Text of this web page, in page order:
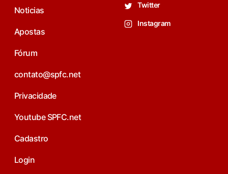
Noticias
Apostas
Fórum
contato@spfc.net
Privacidade
Youtube SPFC.net
Cadastro
Login
Twitter
Instagram